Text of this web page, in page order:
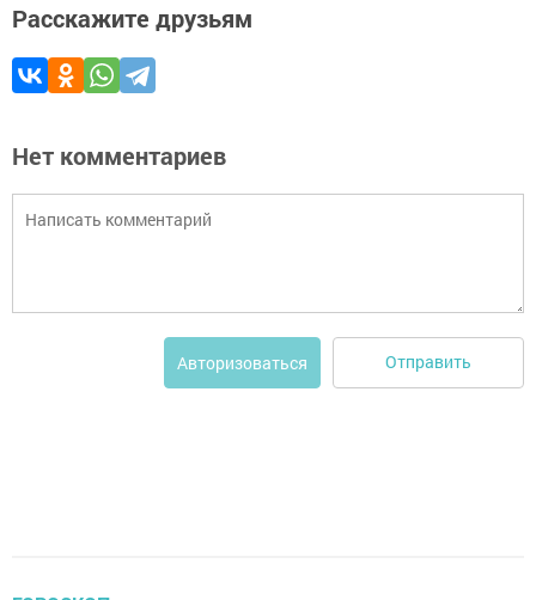
Расскажите друзьям
Нет комментариев
Авторизоваться Отправить